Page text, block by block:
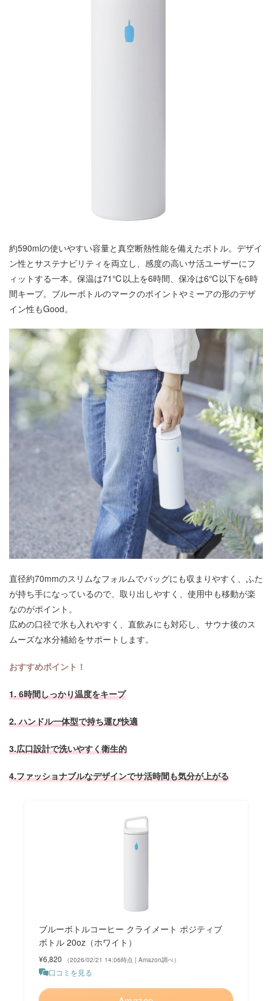
約590mlの使いやすい容量と真空断熱性能を備えたボトル。デザイ
ン性とサステナビリティを両立し、感度の高いサ活ユーザーにフ
ィットする一本。保温は71℃以上を6時間、保冷は6℃以下を6時
間キープ。ブルーボトルのマークのポイントやミーアの形のデザ
イン性もGood。
直径約70mmのスリムなフォルムでバッグにも収まりやすく、ふた
が持ち手になっているので、取り出しやすく、使用中も移動が楽
なのがポイント。
広めの口径で氷も入れやすく、直飲みにも対応し、サウナ後のス
ムーズな水分補給をサポートします。
おすすめポイント！
1.6時間しっかり温度をキープ
2. ハンドル一体型で持ち運び快適
3.広口設計で洗いやすく衛生的
4.ファッショナブルなデザインでサ活時間も気分が上がる
ブルーボトルコーヒー クライメート ポジティブ
ボトル 20oz（ホワイト）
¥6,820 （2026/02/21 14:06時点 | Amazon調べ）
口コミを見る